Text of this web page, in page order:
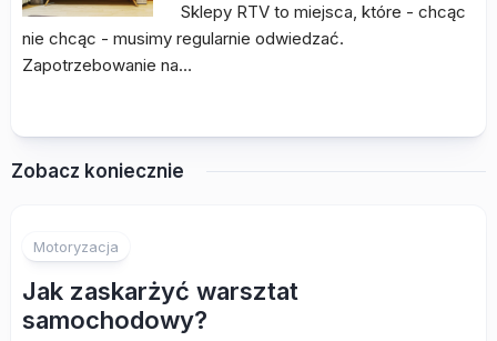
Sklepy RTV to miejsca, które - chcąc
nie chcąc - musimy regularnie odwiedzać.
Zapotrzebowanie na…
Zobacz koniecznie
Motoryzacja
Jak zaskarżyć warsztat
samochodowy?